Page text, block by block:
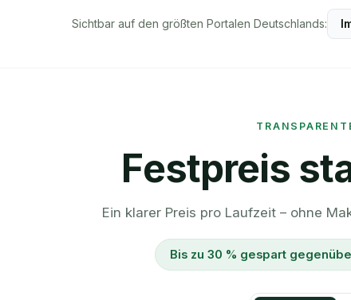
Sichtbar auf den größten Portalen Deutschlands:
Festpreis
Ein klarer Preis pro Laufzeit – ohne
Bis zu 30 % gespart